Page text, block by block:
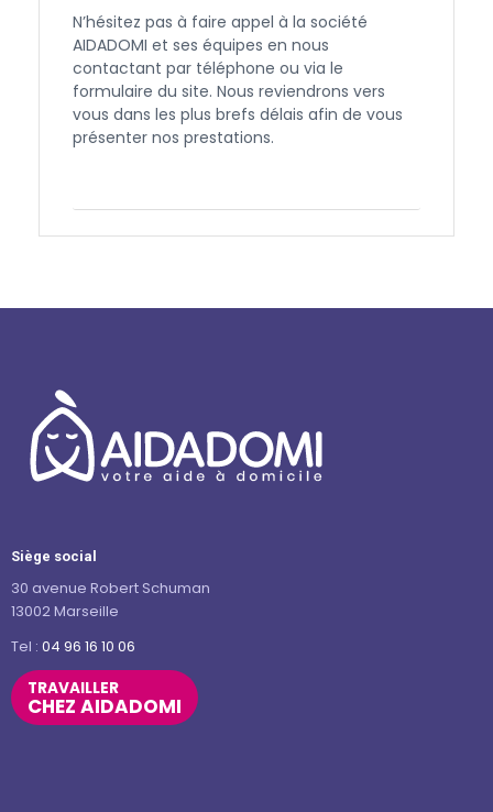
N’hésitez pas à faire appel à la société
AIDADOMI et ses équipes en nous
contactant par téléphone ou via le
formulaire du site. Nous reviendrons vers
vous dans les plus brefs délais afin de vous
présenter nos prestations.
Siège social
30 avenue Robert Schuman
13002 Marseille
Tel : 04 96 16 10 06
TRAVAILLER
CHEZ AIDADOMI